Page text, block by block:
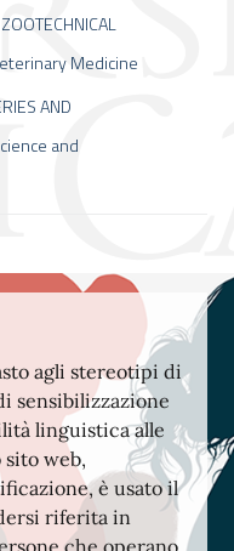
Medicine
AND
and
agli stereotipi di
sensibilizzazione
linguistica alle
web,
è usato il
riferita in
che operano